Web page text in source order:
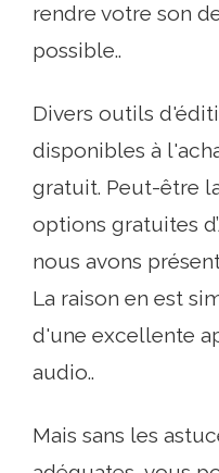
rendre votre son
possible..
Divers outils
disponibles à
gratuit. Peut-être
options gratuites
nous avons
La raison en est
d'une excellente
audio..
Mais sans les